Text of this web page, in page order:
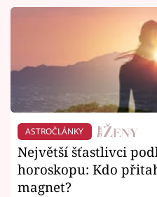
ASTROČLÁNKY
Největší šťastlivci
horoskopu: Kdo
magnet?